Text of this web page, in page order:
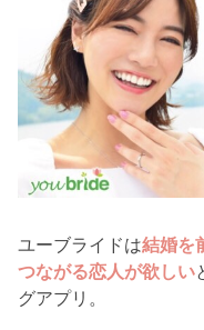
ユーブライドは結婚を
つながる恋人が欲しい
グアプリ。